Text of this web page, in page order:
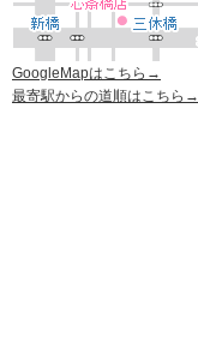
GoogleMapはこちら→
最寄駅からの道順はこちら→